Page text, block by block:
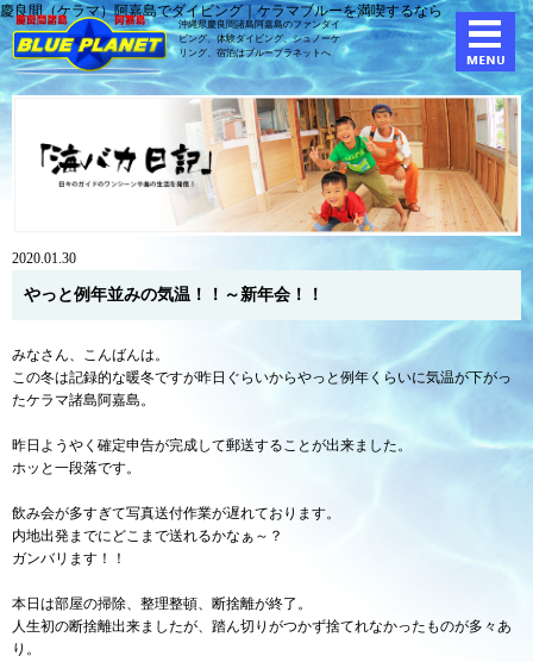
慶良間（ケラマ）阿嘉島でダイビング｜ケラマブルーを満喫するなら
沖縄県慶良間諸島阿嘉島のファンダイ
ビング、体験ダイビング、シュノーケ
リング、宿泊はブループラネットへ
2020.01.30
やっと例年並みの気温！！～新年会！！
みなさん、こんばんは。
この冬は記録的な暖冬ですが昨日ぐらいからやっと例年くらいに気温が下がっ
たケラマ諸島阿嘉島。
昨日ようやく確定申告が完成して郵送することが出来ました。
ホッと一段落です。
飲み会が多すぎて写真送付作業が遅れております。
内地出発までにどこまで送れるかなぁ～？
ガンバリます！！
本日は部屋の掃除、整理整頓、断捨離が終了。
人生初の断捨離出来ましたが、踏ん切りがつかず捨てれなかったものが多々あ
り。